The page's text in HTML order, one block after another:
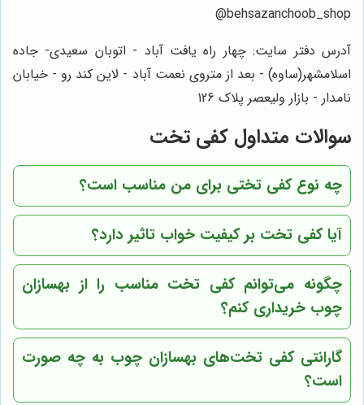
behsazanchoob_shop@
آدرس دفتر سایت: چهار راه یافت آباد - اتوبان سعیدی- جاده
اسلامشهر(ساوه) - بعد از متروی نعمت آباد - لاین کند رو - خیابان
نامدار - بازار ولیعصر پلاک 126
سوالات متداول کفی تخت
چه نوع کفی تختی برای من مناسب است؟
آیا کفی تخت بر کیفیت خواب تاثیر دارد؟
چگونه می‌توانم کفی تخت مناسب را از بهسازان
چوب خریداری کنم؟
گارانتی کفی تخت‌های بهسازان چوب به چه صورت
است؟